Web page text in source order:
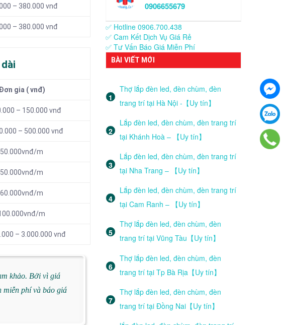
– 380.000 vnđ
– 380.000 vnđ
gia ( vnđ)
– 150.000 vnđ
– 500.000 vnđ
50.000vnđ/m
50.000vnđ/m
60.000vnđ/m
m
– 3.000.000 vnđ
khảo. Bởi vì giá
miễn phí và báo giá
0906655679
✅ Hotline 0906.700.438
✅ Cam Kết Dịch Vụ Giá Rẻ
✅ Tư Vấn Báo Giá Miễn Phí
BÀI VIẾT MỚI
Thợ lắp đèn led, đèn chùm, đèn
trang trí tại Hà Nội -【Uy tín】
Lắp đèn led, đèn chùm, đèn trang trí
tại Khánh Hoà – 【Uy tín】
Lắp đèn led, đèn chùm, đèn trang trí
tại Nha Trang – 【Uy tín】
Lắp đèn led, đèn chùm, đèn trang trí
tại Cam Ranh – 【Uy tín】
Thợ lắp đèn led, đèn chùm, đèn
trang trí tại Vũng Tàu【Uy tín】
Thợ lắp đèn led, đèn chùm, đèn
trang trí tại Tp Bà Rịa【Uy tín】
Thợ lắp đèn led, đèn chùm, đèn
trang trí tại Đồng Nai【Uy tín】